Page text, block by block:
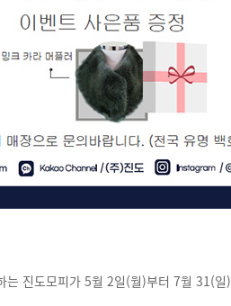
는 진도모피가 5월 2일(월)부터 7월 31(